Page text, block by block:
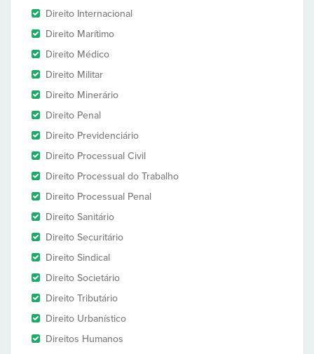
Direito Internacional
Direito Marítimo
Direito Médico
Direito Militar
Direito Minerário
Direito Penal
Direito Previdenciário
Direito Processual Civil
Direito Processual do Trabalho
Direito Processual Penal
Direito Sanitário
Direito Securitário
Direito Sindical
Direito Societário
Direito Tributário
Direito Urbanístico
Direitos Humanos